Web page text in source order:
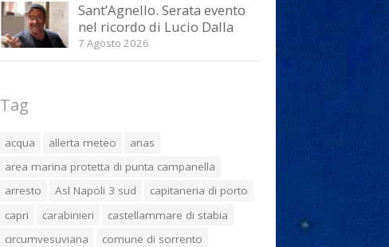
Sant’Agnello. Serata evento
nel ricordo di Lucio Dalla
7 Agosto 2026
Tag
acqua allerta meteo
anas
area marina protetta di punta campanella
arresto
Asl Napoli 3 sud
capitaneria di porto
capri
carabinieri
castellammare di stabia
circumvesuviana
comune di sorrento